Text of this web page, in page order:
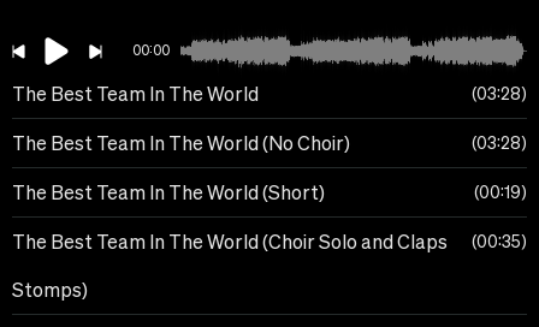
00:00
The Best Team In The World 03:28
The Best Team In The World (No Choir) 03:28
The Best Team In The World (Short) 00:19
The Best Team In The World (Choir Solo and Claps
Stomps)
00:35